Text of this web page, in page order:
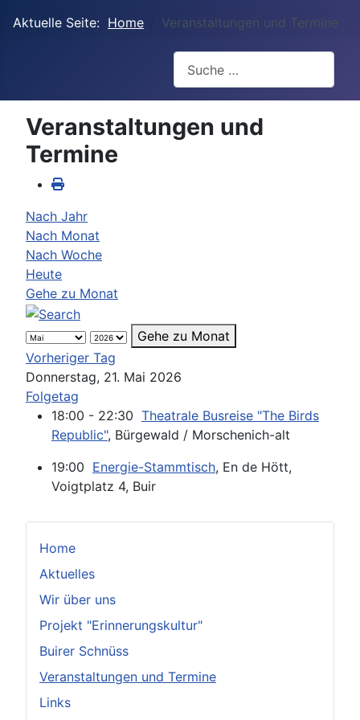
Aktuelle Seite: Home Veranstaltungen und Termine
Home
Aktuelles
Wir über uns
Projekt "Erinnerungskultur"
Buirer Schnüss
Veranstaltungen und Termine
Links
Veranstaltungen und
Termine
Nach Jahr
Nach Monat
Nach Woche
Heute
Gehe zu Monat
Gehe zu Monat
Vorheriger Tag
Donnerstag, 21. Mai 2026
Folgetag
18:00 - 22:30 Theatrale Busreise "The Birds
Republic", Bürgewald / Morschenich-alt
19:00 Energie-Stammtisch, En de Hött,
Voigtplatz 4, Buir